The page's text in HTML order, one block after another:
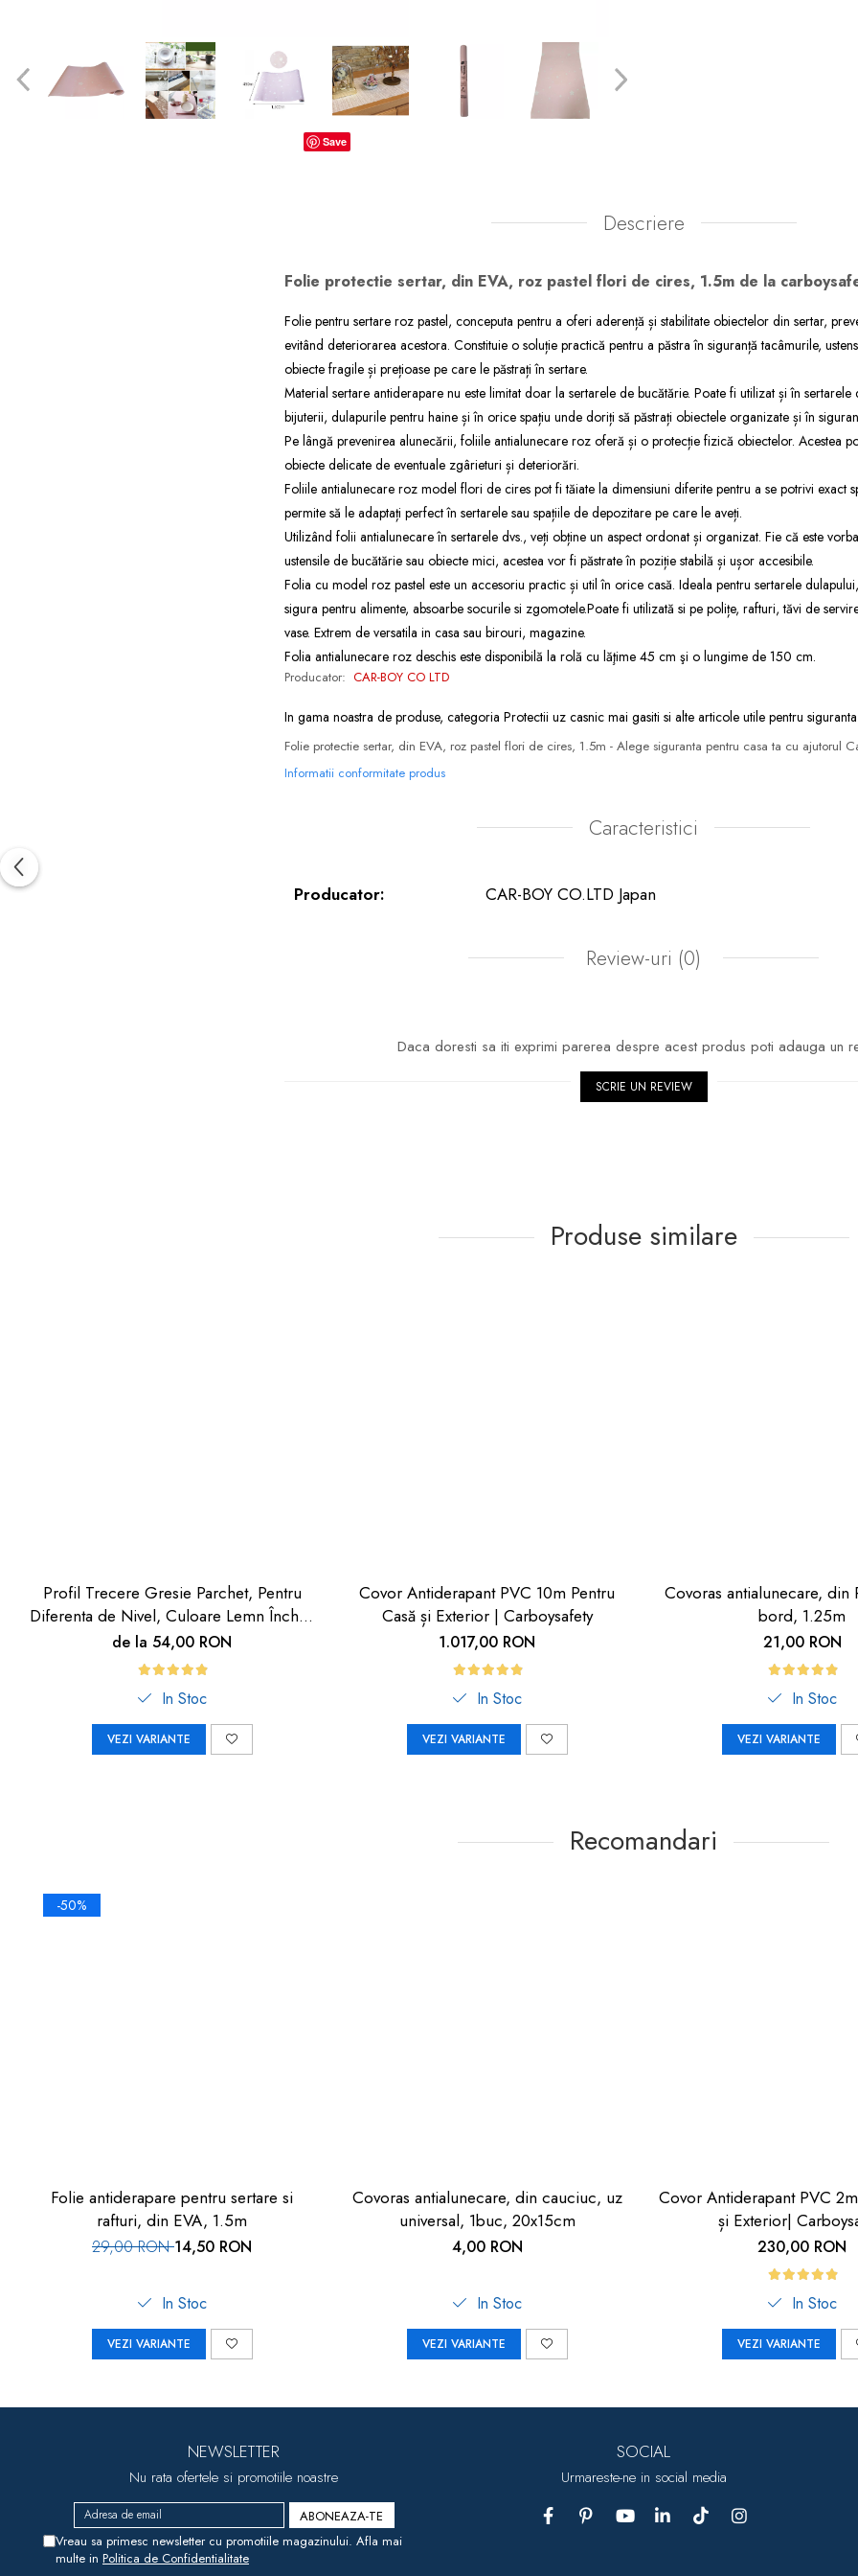
Produse îngrijire copii
Igiena copii
Save
Descriere
Folie protectie sertar, din EVA, roz pastel flori de cires, 1.5m de la
Folie pentru sertare roz pastel, conceputa pentru a oferi aderență și stabilitate obiectelor din sertar,
evitând deteriorarea acestora. Constituie o soluție practică pentru a păstra în siguranță tacâmurile,
obiecte fragile și prețioase pe care le păstrați în sertare.
Material sertare antiderapare nu este limitat doar la sertarele de bucătărie. Poate fi utilizat și în
bijuterii, dulapurile pentru haine și în orice spațiu unde doriți să păstrați obiectele organizate și în
Pe lângă prevenirea alunecării, foliile antialunecare roz oferă și o protecție fizică obiectelor. Acestea
obiecte delicate de eventuale zgârieturi și deteriorări.
Foliile antialunecare roz model flori de cires pot fi tăiate la dimensiuni diferite pentru a se potrivi exact
permite să le adaptați perfect în sertarele sau spațiile de depozitare pe care le aveți.
Utilizând folii antialunecare în sertarele dvs., veți obține un aspect ordonat și organizat. Fie că este
ustensile de bucătărie sau obiecte mici, acestea vor fi păstrate în poziție stabilă și ușor accesibile.
Folia cu model roz pastel este un accesoriu practic și util în orice casă. Ideala pentru sertarele
sigura pentru alimente, absoarbe socurile si zgomotele.Poate fi utilizată si pe polițe, rafturi, tăvi de
vase. Extrem de versatila in casa sau birouri, magazine.
Folia antialunecare roz deschis este disponibilă la rolă cu lăţime 45 cm şi o lungime de 150 cm.
Producator: CAR-BOY CO LTD
In gama noastra de produse, categoria Protectii uz casnic mai gasiti si alte articole utile pentru
Folie protectie sertar, din EVA, roz pastel flori de cires, 1.5m - Alege siguranta pentru casa ta cu ajutorul
Informatii conformitate produs
Caracteristici
Producator: CAR-BOY CO.LTD Japan
Review-uri (0)
Daca doresti sa iti exprimi parerea despre acest produs poti adauga un
SCRIE UN REVIEW
Produse similare
Profil Trecere Gresie Parchet, Pentru
Diferenta de Nivel, Culoare Lemn Închis,
Autoadeziv, 90cm
de la 54,00 RON
In Stoc
VEZI VARIANTE
Covor Antiderapant PVC 10m Pentru
Casă și Exterior | Carboysafety
1.017,00 RON
In Stoc
VEZI VARIANTE
Covoras antialunecare, din
bord, 1.25m
21,00 RON
In Stoc
VEZI VARIANTE
Recomandari
-50%
Folie antiderapare pentru sertare si
rafturi, din EVA, 1.5m
29,00 RON14,50 RON
In Stoc
VEZI VARIANTE
Covoras antialunecare, din cauciuc, uz
universal, 1buc, 20x15cm
4,00 RON
In Stoc
VEZI VARIANTE
Covor Antiderapant PVC
și Exterior|
230,00 RON
In Stoc
VEZI VARIANTE
NEWSLETTER
Nu rata ofertele si promotiile noastre
Vreau sa primesc newsletter cu promotiile magazinului. Afla mai
multe in Politica de Confidentialitate
SOCIAL
Urmareste-ne in social media